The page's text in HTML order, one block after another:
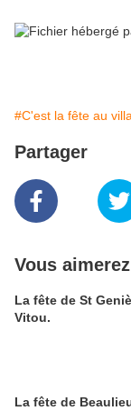
#C'est la fête au
Partager
Vous
La fête de St
Vitou.
La fête de